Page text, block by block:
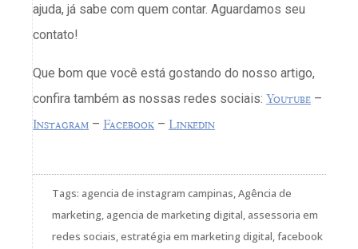
ajuda, já sabe com quem contar. Aguardamos seu
contato!
Que bom que você está gostando do nosso artigo,
confira também as nossas redes sociais: Youtube –
Instagram – Facebook – Linkedin
Tags: agencia de instagram campinas Agência de
marketing agencia de marketing digital assessoria em
redes sociais estratégia em marketing digital facebook